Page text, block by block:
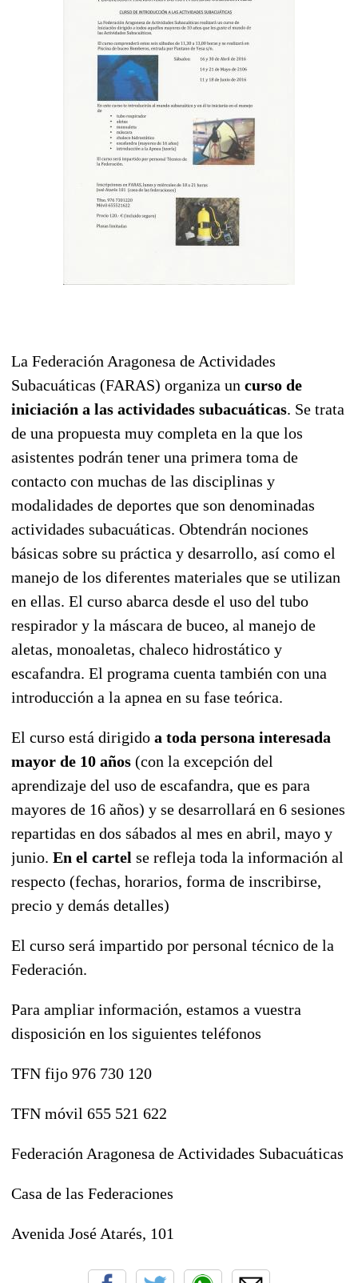
La Federación Aragonesa de Actividades
Subacuáticas (FARAS) organiza un curso de
iniciación a las actividades subacuáticas. Se trata
de una propuesta muy completa en la que los
asistentes podrán tener una primera toma de
contacto con muchas de las disciplinas y
modalidades de deportes que son denominadas
actividades subacuáticas. Obtendrán nociones
básicas sobre su práctica y desarrollo, así como el
manejo de los diferentes materiales que se utilizan
en ellas. El curso abarca desde el uso del tubo
respirador y la máscara de buceo, al manejo de
aletas, monoaletas, chaleco hidrostático y
escafandra. El programa cuenta también con una
introducción a la apnea en su fase teórica.
El curso está dirigido a toda persona interesada
mayor de 10 años (con la excepción del
aprendizaje del uso de escafandra, que es para
mayores de 16 años) y se desarrollará en 6 sesiones
repartidas en dos sábados al mes en abril, mayo y
junio. En el cartel se refleja toda la información al
respecto (fechas, horarios, forma de inscribirse,
precio y demás detalles)
El curso será impartido por personal técnico de la
Federación.
Para ampliar información, estamos a vuestra
disposición en los siguientes teléfonos
TFN fijo 976 730 120
TFN móvil 655 521 622
Federación Aragonesa de Actividades Subacuáticas
Casa de las Federaciones
Avenida José Atarés, 101